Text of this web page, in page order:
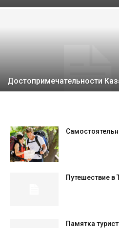
Достопримечательности
Путешествие в
Памятка